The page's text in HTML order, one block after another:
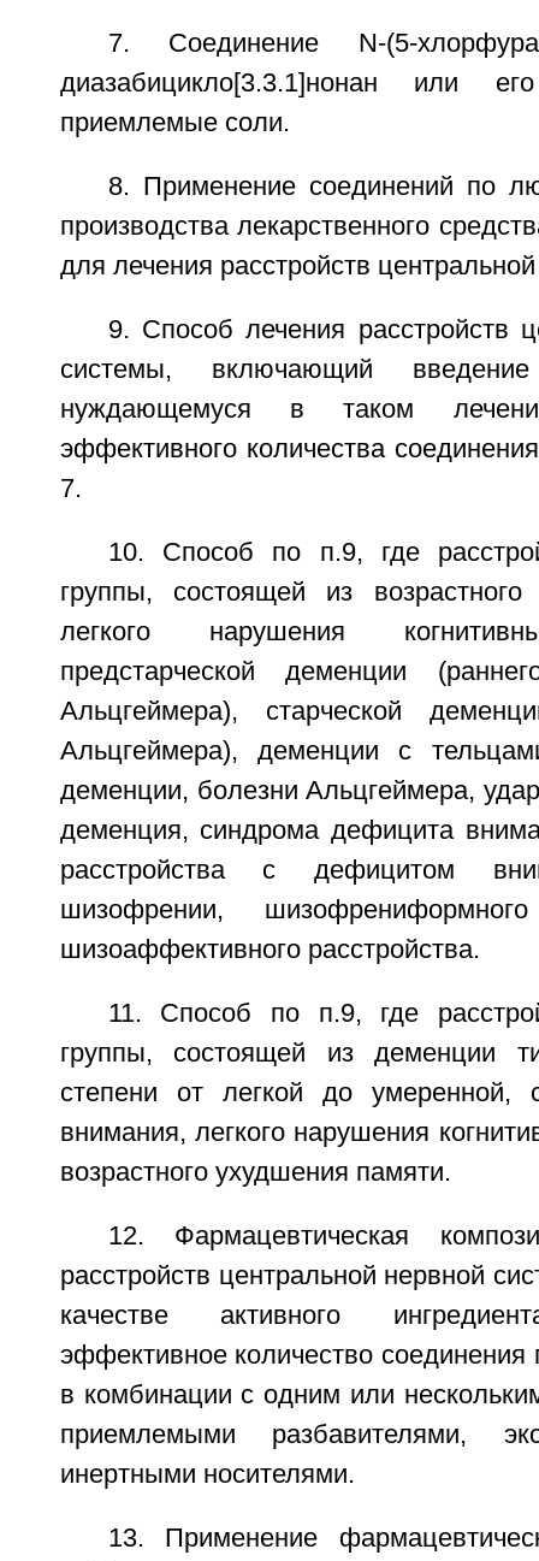
7. Соединение N-(5-
диазабицикло[3.3.1]нонан или
приемлемые соли.
8. Применение соединений по
производства лекарственного
для лечения расстройств
9. Способ лечения расстройств
системы, включающий введение
нуждающемуся в таком
эффективного количества
7.
10. Способ по п.9, где
группы, состоящей из
легкого нарушения
предстарческой деменции
Альцгеймера), старческой
Альцгеймера), деменции с
деменции, болезни Альцгеймера,
деменция, синдрома дефицита
расстройства с дефицитом
шизофрении,
шизоаффективного расстройства.
11. Способ по п.9, где
группы, состоящей из деменции
степени от легкой до умеренной,
внимания, легкого нарушения
возрастного ухудшения памяти.
12. Фармацевтическая
расстройств центральной нервной
качестве активного
эффективное количество
в комбинации с одним или
приемлемыми разбавителями,
инертными носителями.
13. Применение